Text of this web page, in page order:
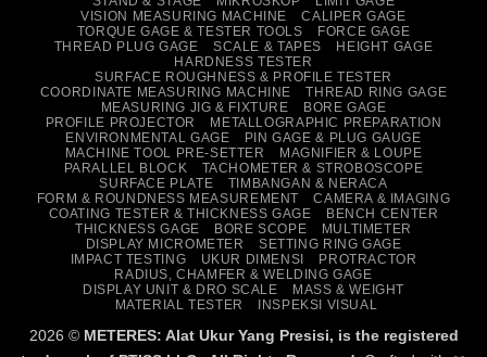
VISION MEASURING MACHINE
CALIPER GAGE
TORQUE GAGE & TESTER TOOLS
FORCE GAGE
THREAD PLUG GAGE
SCALE & TAPES
HEIGHT GAGE
HARDNESS TESTER
SURFACE ROUGHNESS & PROFILE TESTER
COORDINATE MEASURING MACHINE
THREAD RING GAGE
MEASURING JIG & FIXTURE
BORE GAGE
PROFILE PROJECTOR
METALLOGRAPHIC PREPARATION
ENVIRONMENTAL GAGE
PIN GAGE & PLUG GAUGE
MACHINE TOOL PRE-SETTER
MAGNIFIER & LOUPE
PARALLEL BLOCK
TACHOMETER & STROBOSCOPE
SURFACE PLATE
TIMBANGAN & NERACA
FORM & ROUNDNESS MEASUREMENT
CAMERA & IMAGING
COATING TESTER & THICKNESS GAGE
BENCH CENTER
THICKNESS GAGE
BORE SCOPE
MULTIMETER
DISPLAY MICROMETER
SETTING RING GAGE
IMPACT TESTING
UKUR DIMENSI
PROTRACTOR
RADIUS, CHAMFER & WELDING GAGE
DISPLAY UNIT & DRO SCALE
MASS & WEIGHT
MATERIAL TESTER
INSPEKSI VISUAL
2026 © METERES: Alat Ukur Yang Presisi, is the registered